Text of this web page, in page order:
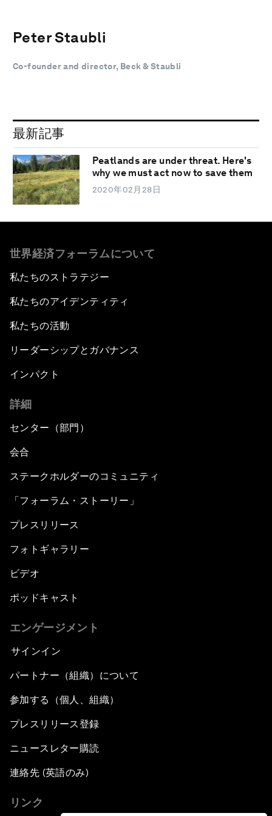
Peter Staubli
Co-founder and director, Beck & Staubli
最新記事
Peatlands are under threat. Here's
why we must act now to save them
2020年02月28日
世界経済フォーラムについて
私たちのストラテジー
私たちのアイデンティティ
私たちの活動
リーダーシップとガバナンス
インパクト
詳細
センター（部門）
会合
ステークホルダーのコミュニティ
「フォーラム・ストーリー」
プレスリリース
フォトギャラリー
ビデオ
ポッドキャスト
エンゲージメント
サインイン
パートナー（組織）について
参加する（個人、組織）
プレスリリース登録
ニュースレター購読
連絡先 (英語のみ)
リンク